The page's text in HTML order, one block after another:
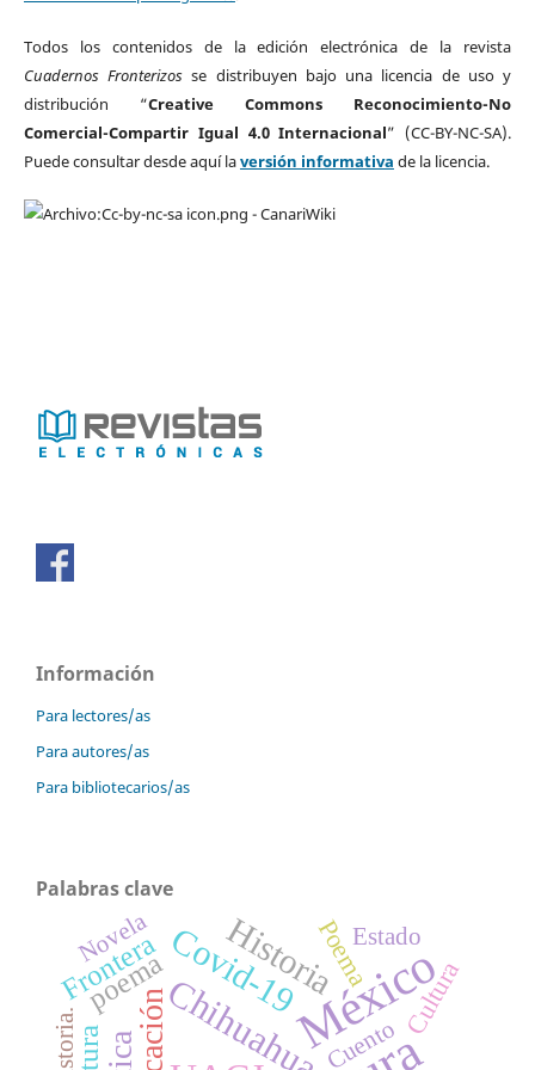
Todos los contenidos de la edición electrónica de la revista
Cuadernos Fronterizos se distribuyen bajo una licencia de uso y
distribución “Creative Commons Reconocimiento-No
Comercial-Compartir Igual 4.0 Internacional” (CC-BY-NC-SA).
Puede consultar desde aquí laversión informativa de la licencia.
Información
Para lectores/as
Para autores/as
Para bibliotecarios/as
Palabras clave
México
Chihuahua
Historia
Covid-19
poema
Frontera Cultura
Poema
Cuento
Historia.
Estado
Novela